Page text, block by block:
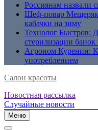
Россиянам назвали
Шеф-повар
кабачки на зиму
Технолог Быстров:
стерилизации банок
Агроном Куренин:
употреблением
Салон красоты
Новостная рассылка
Случайные новости
Меню